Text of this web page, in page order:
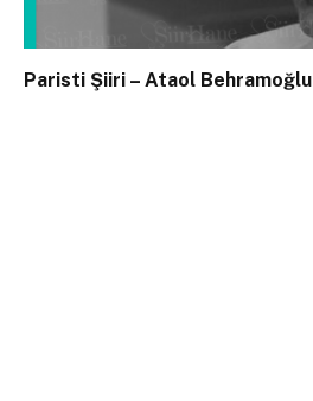
Paristi Şiiri – Ataol Behramoğlu